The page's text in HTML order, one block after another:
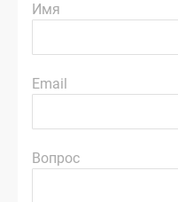
Имя
Email
Вопрос